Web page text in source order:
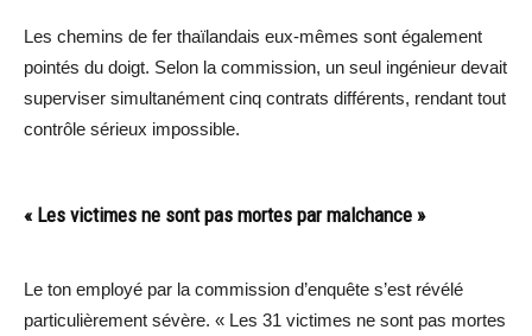
Les chemins de fer thaïlandais eux-mêmes sont également
pointés du doigt. Selon la commission, un seul ingénieur devait
superviser simultanément cinq contrats différents, rendant tout
contrôle sérieux impossible.
« Les victimes ne sont pas mortes par malchance »
Le ton employé par la commission d’enquête s’est révélé
particulièrement sévère. « Les 31 victimes ne sont pas mortes